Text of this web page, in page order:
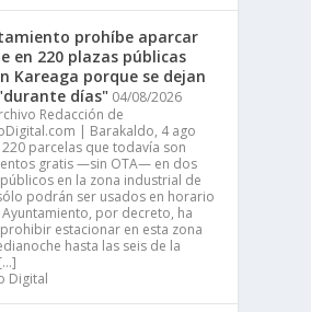
prohíbe aparcar
en 220 plazas públicas
Kareaga porque se dejan
días" 04/08/2026
Redacción de
| Barakaldo, 4 ago
220 parcelas que todavía son
gratis —sin OTA— en dos
en la zona industrial de
podrán ser usados en horario
Ayuntamiento, por decreto, ha
estacionar en esta zona
hasta las seis de la
Digital